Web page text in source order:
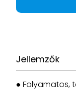
Jellemzők
● Folyamatos,